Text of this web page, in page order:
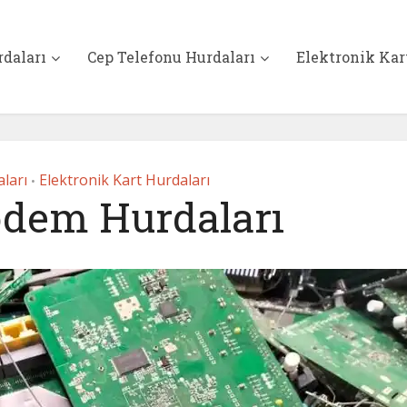
Cep Telefonu Hurdaları Elektronik
• Elektronik Kart Hurdaları
Hurdaları